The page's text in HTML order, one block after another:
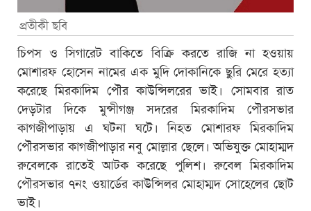
প্রতীকী ছবি
চিপস ও সিগারেট বাকিতে বিক্রি করতে রাজি না হওয়ায়
মোশারফ হোসেন নামের এক মুদি দোকানিকে ছুরি মেরে হত্যা
করেছে মিরকাদিম পৌর কাউন্সিলরের ভাই। সোমবার রাত
দেড়টার দিকে মুন্সীগঞ্জ সদরের মিরকাদিম পৌরসভার
কাগজীপাড়ায় এ ঘটনা ঘটে। নিহত মোশারফ মিরকাদিম
পৌরসভার কাগজীপাড়ার নবু মোল্লার ছেলে। অভিযুক্ত মোহাম্মদ
রুবেলকে রাতেই আটক করেছে পুলিশ। রুবেল মিরকাদিম
পৌরসভার ৭নং ওয়ার্ডের কাউন্সিলর মোহাম্মদ সোহেলের ছোট
ভাই।